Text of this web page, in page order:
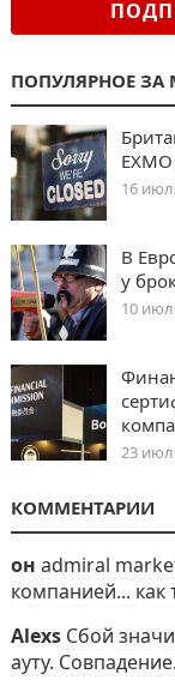
ПОПУЛЯРНОЕ ЗА
16
В
у
10
23
КОММЕНТАРИИ
он admiral
компанией... как
Alexs Сбой
ауту.